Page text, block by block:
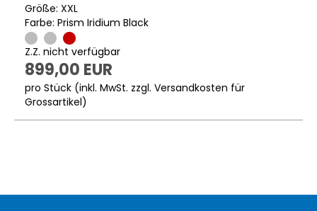
Größe: XXL
Farbe: Prism Iridium Black
Z.Z. nicht verfügbar
899,00 EUR
pro Stück (inkl. MwSt. zzgl. Versandkosten für
Grossartikel)